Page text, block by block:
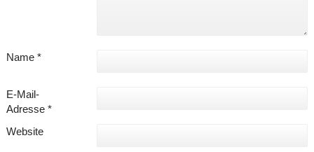
Name *
E-Mail-
Adresse *
Website